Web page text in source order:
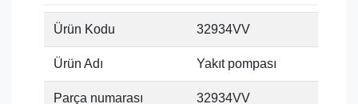
Ürün Kodu 32934VV
Ürün Adı Yakıt pompası
Parça numarası 32934VV